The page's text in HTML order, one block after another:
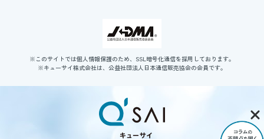
※このサイトでは個人情報保護のため、SSL暗号化通信を採用しております。
※キューサイ株式会社は、公益社団法人日本通信販売協会の会員です。